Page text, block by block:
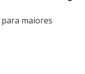
maiores